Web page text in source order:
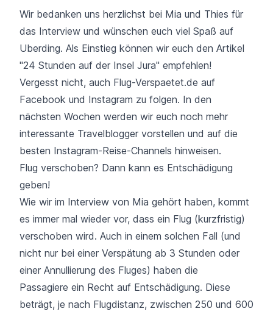
Wir bedanken uns herzlichst bei Mia und Thies für
das Interview und wünschen euch viel Spaß auf
Uberding. Als Einstieg können wir euch den Artikel
"24 Stunden auf der Insel Jura" empfehlen!
Vergesst nicht, auch Flug-Verspaetet.de auf
Facebook und Instagram zu folgen. In den
nächsten Wochen werden wir euch noch mehr
interessante Travelblogger vorstellen und auf die
besten Instagram-Reise-Channels hinweisen.
Flug verschoben? Dann kann es Entschädigung
geben!
Wie wir im Interview von Mia gehört haben, kommt
es immer mal wieder vor, dass ein Flug (kurzfristig)
verschoben wird. Auch in einem solchen Fall (und
nicht nur bei einer Verspätung ab 3 Stunden oder
einer Annullierung des Fluges) haben die
Passagiere ein Recht auf Entschädigung. Diese
beträgt, je nach Flugdistanz, zwischen 250 und 600